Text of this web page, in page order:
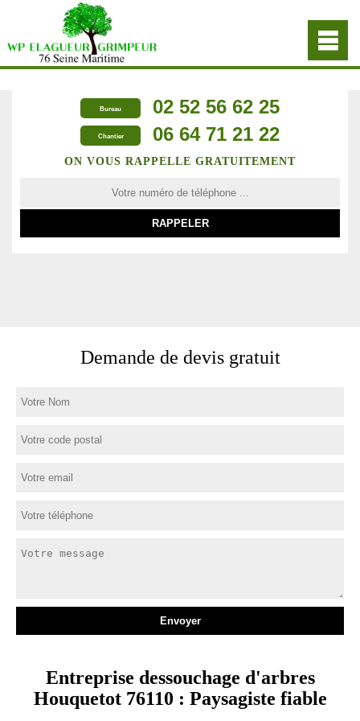
Bureau 02 52 56 62 25
Chantier 06 64 71 21 22
ON VOUS RAPPELLE GRATUITEMENT
Demande de devis gratuit
Entreprise dessouchage d'arbres
Houquetot 76110 : Paysagiste fiable